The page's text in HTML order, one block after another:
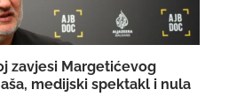
zavjesi Margetićevog
medijski spektakl i nula